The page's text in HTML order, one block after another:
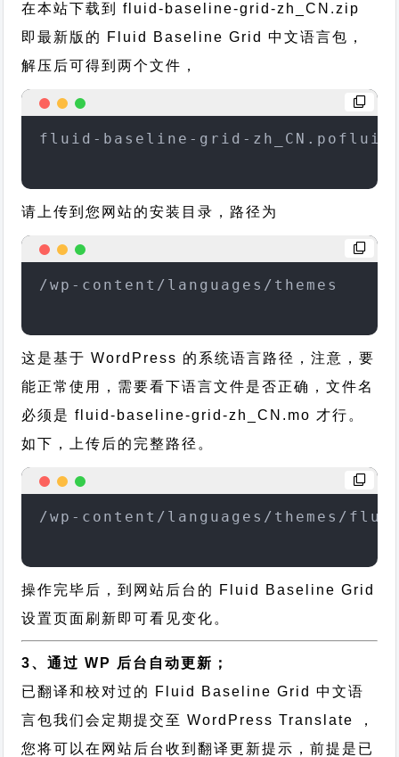
在本站下载到fluid-baseline-grid-zh_CN.zip
即最新版的 Fluid Baseline Grid 中文语言包，
解压后可得到两个文件，
fluid-baseline-grid-zh_CN.pofluid-
请上传到您网站的安装目录，路径为
/wp-content/languages/themes
这是基于 WordPress 的系统语言路径，注意，要
能正常使用，需要看下语言文件是否正确，文件名
必须是 fluid-baseline-grid-zh_CN.mo 才行。
如下，上传后的完整路径。
/wp-content/languages/themes/
操作完毕后，到网站后台的 Fluid Baseline Grid
设置页面刷新即可看见变化。
3、通过 WP 后台自动更新；
已翻译和校对过的 Fluid Baseline Grid 中文语
言包我们会定期提交至 WordPress Translate ，
您将可以在网站后台收到翻译更新提示，前提是已